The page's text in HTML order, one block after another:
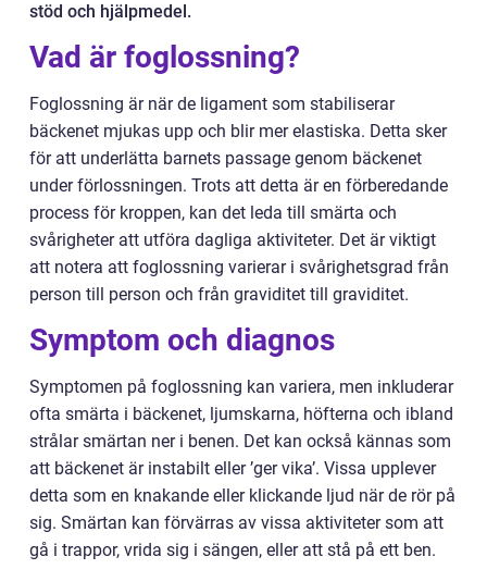
stöd och hjälpmedel.
Vad är foglossning?
Foglossning är när de ligament som stabiliserar
bäckenet mjukas upp och blir mer elastiska. Detta sker
för att underlätta barnets passage genom bäckenet
under förlossningen. Trots att detta är en förberedande
process för kroppen, kan det leda till smärta och
svårigheter att utföra dagliga aktiviteter. Det är viktigt
att notera att foglossning varierar i svårighetsgrad från
person till person och från graviditet till graviditet.
Symptom och diagnos
Symptomen på foglossning kan variera, men inkluderar
ofta smärta i bäckenet, ljumskarna, höfterna och ibland
strålar smärtan ner i benen. Det kan också kännas som
att bäckenet är instabilt eller ’ger vika’. Vissa upplever
detta som en knakande eller klickande ljud när de rör på
sig. Smärtan kan förvärras av vissa aktiviteter som att
gå i trappor, vrida sig i sängen, eller att stå på ett ben.